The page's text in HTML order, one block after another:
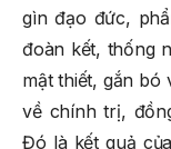
gìn đạo đức,
đoàn kết, thống
mật thiết, gắn bó
về chính trị,
Đó là kết quả